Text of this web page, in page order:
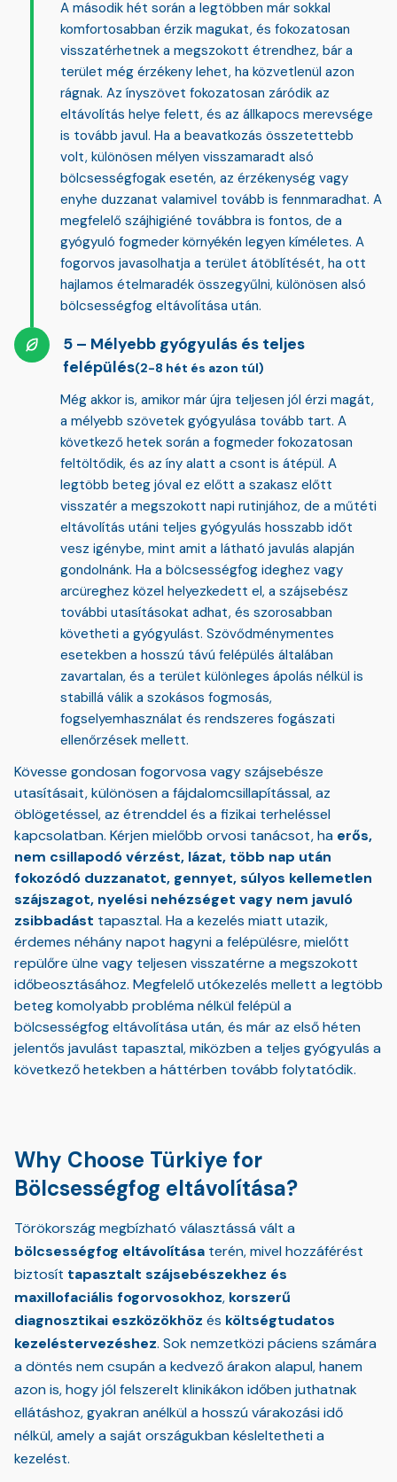
A második hét során a legtöbben már sokkal
komfortosabban érzik magukat, és fokozatosan
visszatérhetnek a megszokott étrendhez, bár a
terület még érzékeny lehet, ha közvetlenül azon
rágnak. Az ínyszövet fokozatosan záródik az
eltávolítás helye felett, és az állkapocs merevsége
is tovább javul. Ha a beavatkozás összetettebb
volt, különösen mélyen visszamaradt alsó
bölcsességfogak esetén, az érzékenység vagy
enyhe duzzanat valamivel tovább is fennmaradhat. A
megfelelő szájhigiéné továbbra is fontos, de a
gyógyuló fogmeder környékén legyen kíméletes. A
fogorvos javasolhatja a terület átöblítését, ha ott
hajlamos ételmaradék összegyűlni, különösen alsó
bölcsességfog eltávolítása után.
Mélyebb gyógyulás és teljes
felépülés(2-8 hét és azon túl)
Még akkor is, amikor már újra teljesen jól érzi magát,
a mélyebb szövetek gyógyulása tovább tart. A
következő hetek során a fogmeder fokozatosan
feltöltődik, és az íny alatt a csont is átépül. A
legtöbb beteg jóval ez előtt a szakasz előtt
visszatér a megszokott napi rutinjához, de a műtéti
eltávolítás utáni teljes gyógyulás hosszabb időt
vesz igénybe, mint amit a látható javulás alapján
gondolnánk. Ha a bölcsességfog ideghez vagy
arcüreghez közel helyezkedett el, a szájsebész
további utasításokat adhat, és szorosabban
követheti a gyógyulást. Szövődménymentes
esetekben a hosszú távú felépülés általában
zavartalan, és a terület különleges ápolás nélkül is
stabillá válik a szokásos fogmosás,
fogselyemhasználat és rendszeres fogászati
ellenőrzések mellett.
Kövesse gondosan fogorvosa vagy szájsebésze
utasításait, különösen a fájdalomcsillapítással, az
öblögetéssel, az étrenddel és a fizikai terheléssel
kapcsolatban. Kérjen mielőbb orvosi tanácsot, ha erős,
nem csillapodó vérzést, lázat, több nap után
fokozódó duzzanatot, gennyet, súlyos kellemetlen
szájszagot, nyelési nehézséget vagy nem javuló
zsibbadást tapasztal. Ha a kezelés miatt utazik,
érdemes néhány napot hagyni a felépülésre, mielőtt
repülőre ülne vagy teljesen visszatérne a megszokott
időbeosztásához. Megfelelő utókezelés mellett a legtöbb
beteg komolyabb probléma nélkül felépül a
bölcsességfog eltávolítása után, és már az első héten
jelentős javulást tapasztal, miközben a teljes gyógyulás a
következő hetekben a háttérben tovább folytatódik.
Why Choose Türkiye for
Bölcsességfog eltávolítása?
Törökország megbízható választássá vált a
bölcsességfog eltávolítása terén, mivel hozzáférést
biztosít tapasztalt szájsebészekhez és
maxillofaciális fogorvosokhoz, korszerű
diagnosztikai eszközökhöz és költségtudatos
kezeléstervezéshez. Sok nemzetközi páciens számára
a döntés nem csupán a kedvező árakon alapul, hanem
azon is, hogy jól felszerelt klinikákon időben juthatnak
ellátáshoz, gyakran anélkül a hosszú várakozási idő
nélkül, amely a saját országukban késleltetheti a
kezelést.